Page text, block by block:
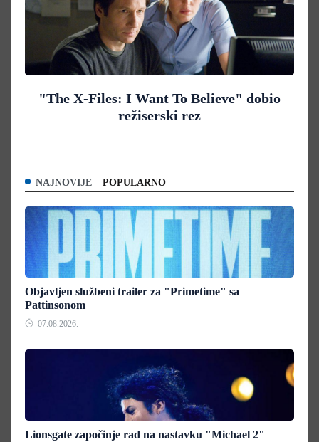
"The X-Files: I Want To Believe" dobio
režiserski rez
NAJNOVIJE POPULARNO
Objavljen službeni trailer za "Primetime" sa
Pattinsonom
07.08.2026.
Lionsgate započinje rad na nastavku "Michael 2"